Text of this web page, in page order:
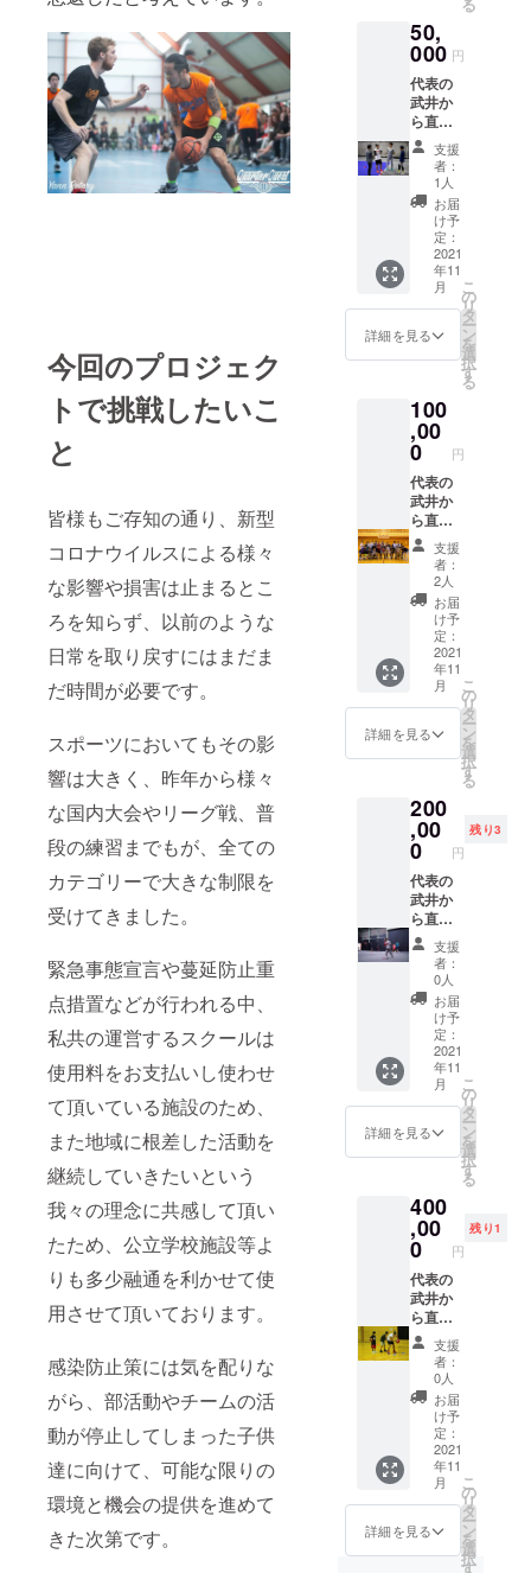
今回のプロジェク
トで挑戦したいこ
と
皆様もご存知の通り、新型
コロナウイルスによる様々
な影響や損害は止まるとこ
ろを知らず、以前のような
日常を取り戻すにはまだま
だ時間が必要です。
スポーツにおいてもその影
響は大きく、昨年から様々
な国内大会やリーグ戦、普
段の練習までもが、全ての
カテゴリーで大きな制限を
受けてきました。
緊急事態宣言や蔓延防止重
点措置などが行われる中、
私共の運営するスクールは
使用料をお支払いし使わせ
て頂いている施設のため、
また地域に根差した活動を
継続していきたいという
我々の理念に共感して頂い
たため、公立学校施設等よ
りも多少融通を利かせて使
用させて頂いております。
感染防止策には気を配りな
がら、部活動やチームの活
動が停止してしまった子供
達に向けて、可能な限りの
環境と機会の提供を進めて
きた次第です。
す。 ま
た今年
度ご支
援頂い
た皆様
と作成
する限
定Tシャ
ツを1枚
送らせ
て頂き
ます。
※デザイ
ンは現
在作成
中、サ
イズは
定可能
ですの
で備考
欄にて
ご記入
下さい
ませ 年
間
10,000
円のた
め、月
額約800
円と同
額のサ
ポート
でござ
いま
す。
る
50,
000 円
代表の
武井か
ら直筆
の御礼
を送ら
せて頂
き、直
接お電
話にて
ご挨拶
させて
頂きま
す。 ま
たご支
援頂い
ルと、
年4回
メール
にて活
動報告
を致し
ます。
加えて
今年度
ご支援
頂いた
皆様と
作成す
る限定T
シャツ
の背面
に御社
名(Sサ
イズ)を
送らせ
て頂き
ます。
※①デザ
インは
現在作
成中、
サイズ
は
140cm
〜4XO
まで指
定可能
ですの
で備考
欄にて
ご記入
下さい
ませ
※②御支
必ず備
考欄に
ご希望
のお名
前をご
記入下
さい 年
間
50,000
円のた
め、月
額約
4,200円
と同額
のサ
ポート
でござ
いま
す。
支援
者：
1人
お届
け予
定：
2021
年11
月
詳細を見る
こ
の
リ
タ
ー
ン
を
選
択
す
る
100
,00
0 円
代表の
武井か
ら直筆
の御礼
を送ら
せて頂
き、直
接お電
話にて
ご挨拶
させて
頂きま
す。 ま
たご支
援頂い
ルと、
年4回
メール
にて活
動報告
を致し
ます。
加えて
今年度
ご支援
頂いた
皆様と
作成す
る限定T
シャツ
の背面
に御社
名(Mサ
イズ)を
送らせ
て頂き
ます。
※①デザ
インは
現在作
成中、
サイズ
は
140cm
〜4XO
まで指
定可能
ですの
で備考
欄にて
ご記入
下さい
ませ
※②御支
支援
者：
2人
お届
け予
定：
2021
年11
月
詳細を見る
こ
の
リ
タ
ー
ン
を
選
択
す
る
200
,00
0 円
残り3
代表の
武井か
ら直筆
の御礼
を送ら
せて頂
き、直
接お電
話にて
ご挨拶
させて
頂いた
後、御
予定と
擦り合
挨拶に
伺いま
す(公共
の場所
にてお
会いさ
せて頂
きま
す)。 ※
ご挨拶
に伺う
際は交
通費や
宿泊費
等含め
20,000
円を上
限と
し、こ
支援
者：
0人
お届
け予
定：
2021
年11
月
詳細を見る
こ
の
リ
タ
ー
ン
を
選
択
す
る
400
,00
0 円
残り1
代表の
武井か
ら直筆
の御礼
を送ら
せて頂
き、直
接お電
話にて
ご挨拶
させて
頂いた
後、御
予定と
擦り合
支援
者：
0人
お届
け予
定：
2021
年11
月
詳細を見る
こ
の
リ
タ
ー
ン
を
選
択
す